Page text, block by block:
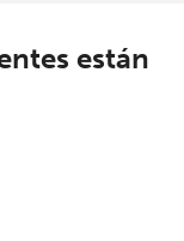
por ⁦$5⁩ -
por ⁦$5⁩
están